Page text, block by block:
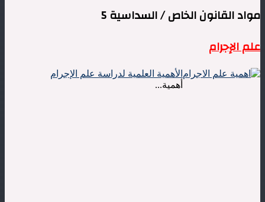
مواد القانون الخاص / السداسية 5
علم الإجرام
الأهمية العلمية لدراسة علم الإجرام
أهمية...